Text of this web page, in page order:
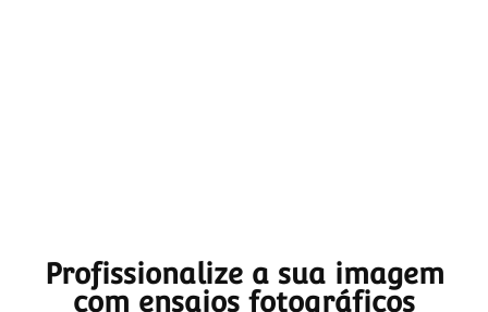
Profissionalize a sua imagem
com ensaios fotográficos